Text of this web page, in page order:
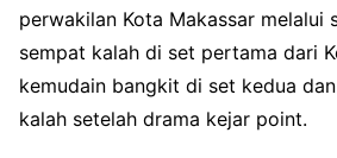
perwakilan Kota Makassar melalui
sempat kalah di set pertama dari
kemudain bangkit di set kedua
kalah setelah drama kejar point.